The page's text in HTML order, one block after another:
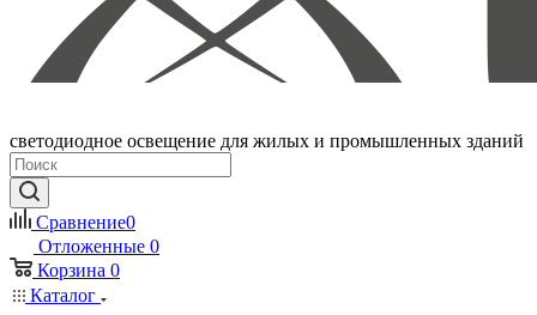
светодиодное освещение для жилых и промышленных зданий
Сравнение0
Отложенные 0
Корзина 0
Каталог